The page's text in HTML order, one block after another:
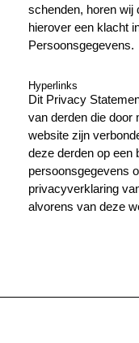
schenden, horen wij
hierover een klacht
Persoonsgegevens.
Hyperlinks
Dit Privacy
van derden die door
website zijn
deze derden op een
persoonsgegevens
privacyverklaring
alvorens van deze